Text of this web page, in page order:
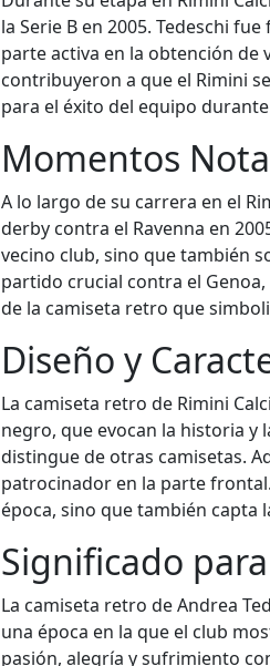
la Serie B en 2005. Tedeschi
parte activa en la obtención de
contribuyeron a que el Rimini
para el éxito del equipo
Momentos
A lo largo de su carrera en el
derby contra el Ravenna en
vecino club, sino que también
partido crucial contra el
de la camiseta retro que
Diseño y
La camiseta retro de Rimini
negro, que evocan la historia y
distingue de otras camisetas.
patrocinador en la parte
época, sino que también capta
Significado
La camiseta retro de Andrea
una época en la que el club
pasión, alegría y sufrimiento